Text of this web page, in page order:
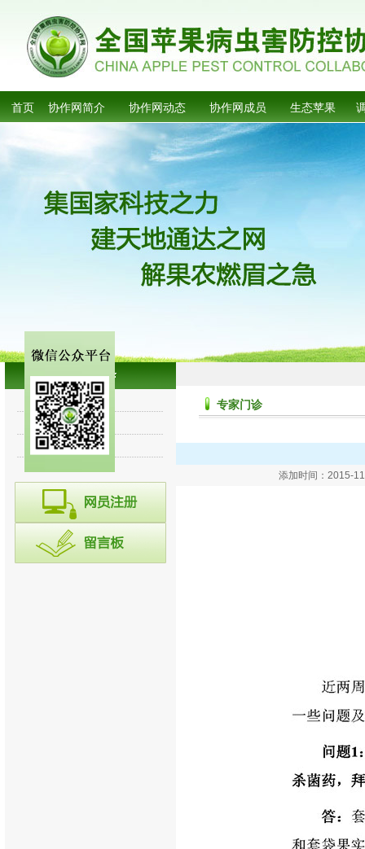
首页 协作网简介 协作网动态 协作网成员 生态苹果
专家讲堂
诊断集锦
往期回顾
专家门诊
添加时间：2015-